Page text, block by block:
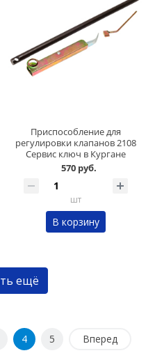
Приспособление для
регулировки клапанов 2108
Сервис ключ в Кургане
570 руб.
шт
В корзину
ещё
4 5 Вперед